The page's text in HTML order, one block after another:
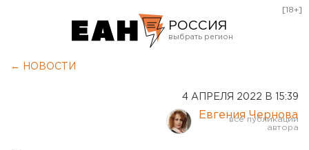
РОССИЯ
Курган
Оренбург
[18+]
← НОВОСТИ
4 АПРЕЛЯ 2022 В 15:39
Евгения Чернова